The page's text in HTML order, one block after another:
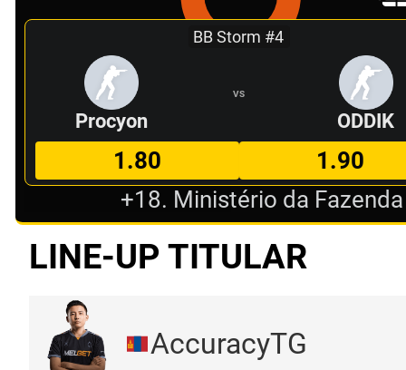
BB Storm #4
Procyon
VS
ODDIK
1.80
1.90
+18. Ministério da
LINE-UP TITULAR
AccuracyTG